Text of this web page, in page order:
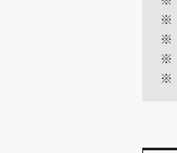
※
※
※
※